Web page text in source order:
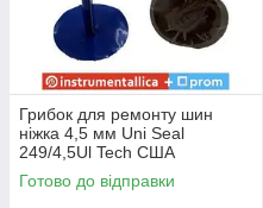
Грибок для ремонту шин
ніжка 4,5 мм Uni Seal
249/4,5Ul Tech США
Готово до відправки